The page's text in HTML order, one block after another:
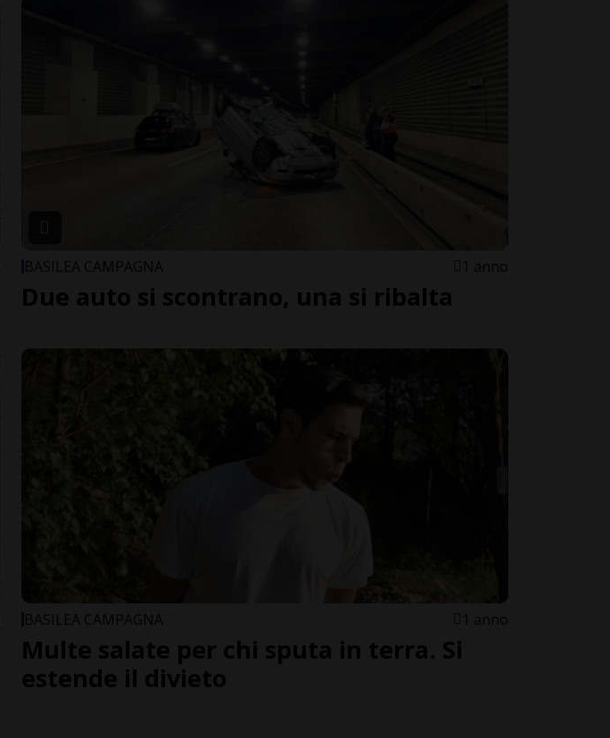
BASILEA CAMPAGNA 1 anno
Due auto si scontrano, una si ribalta
BASILEA CAMPAGNA 1 anno
Multe salate per chi sputa in terra. Si
estende il divieto